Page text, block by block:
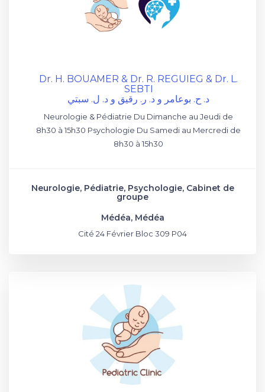
Dr. H. BOUAMER & Dr. R. REGUIEG & Dr. L.
SEBTI
د. ح. بوعامر و د. ر. رقيق و د. ل. سبتي
Neurologie & Pédiatrie Du Dimanche au Jeudi de
8h30 à 15h30 Psychologie Du Samedi au Mercredi de
8h30 à 15h30
Neurologie, Pédiatrie, Psychologie, Cabinet de
groupe
Médéa, Médéa
Cité 24 Février Bloc 309 P04